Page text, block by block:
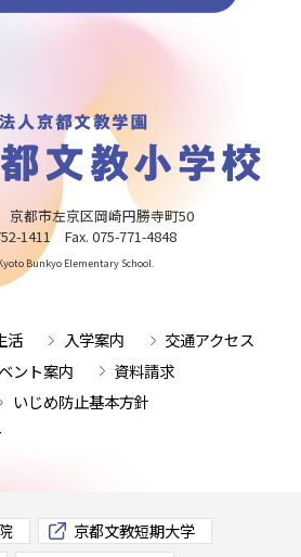
京都市左京区岡崎円勝寺町50
1411 Fax. 075-771-4848
Bunkyo Elementary School.
活 入学案内
交通アクセス
ント案内
資料請求
いじめ防止基本方針
京都文教短期大学